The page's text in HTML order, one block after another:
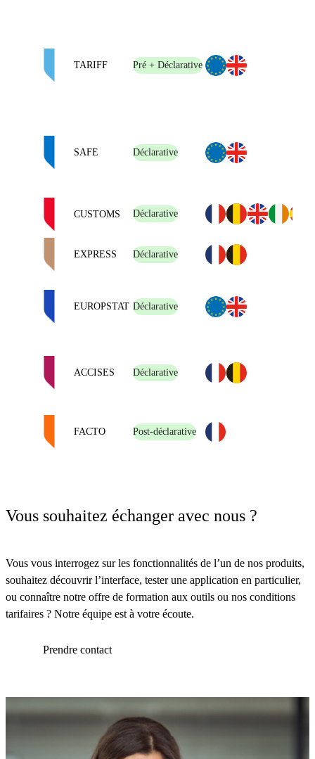
TARIFF Pré + Déclarative
SAFE Déclarative
CUSTOMS Déclarative
EXPRESS Déclarative
EUROPSTAT Déclarative
ACCISES Déclarative
FACTO Post-déclarative
Vous souhaitez échanger avec nous ?
Vous vous interrogez sur les fonctionnalités de l’un de nos produits,
souhaitez découvrir l’interface, tester une application en particulier,
ou connaître notre offre de formation aux outils ou nos conditions
tarifaires ? Notre équipe est à votre écoute.
Prendre contact